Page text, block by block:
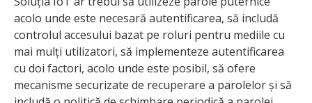
acolo unde este necesară autentificarea, să includă
controlul accesului bazat pe roluri pentru mediile cu
mai mulți utilizatori, să implementeze autentificarea
cu doi factori, acolo unde este posibil, să ofere
mecanisme securizate de recuperare a parolelor și să